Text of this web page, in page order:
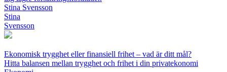
Stina Svensson
Stina
Svensson
Ekonomisk trygghet eller finansiell frihet – vad är ditt mål?
Hitta balansen mellan trygghet och frihet i din privatekonomi